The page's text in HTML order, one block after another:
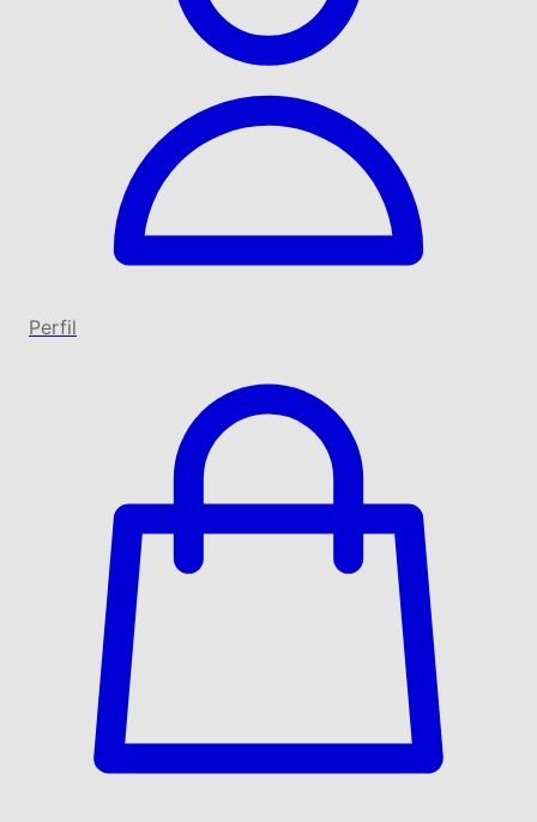
Perfil